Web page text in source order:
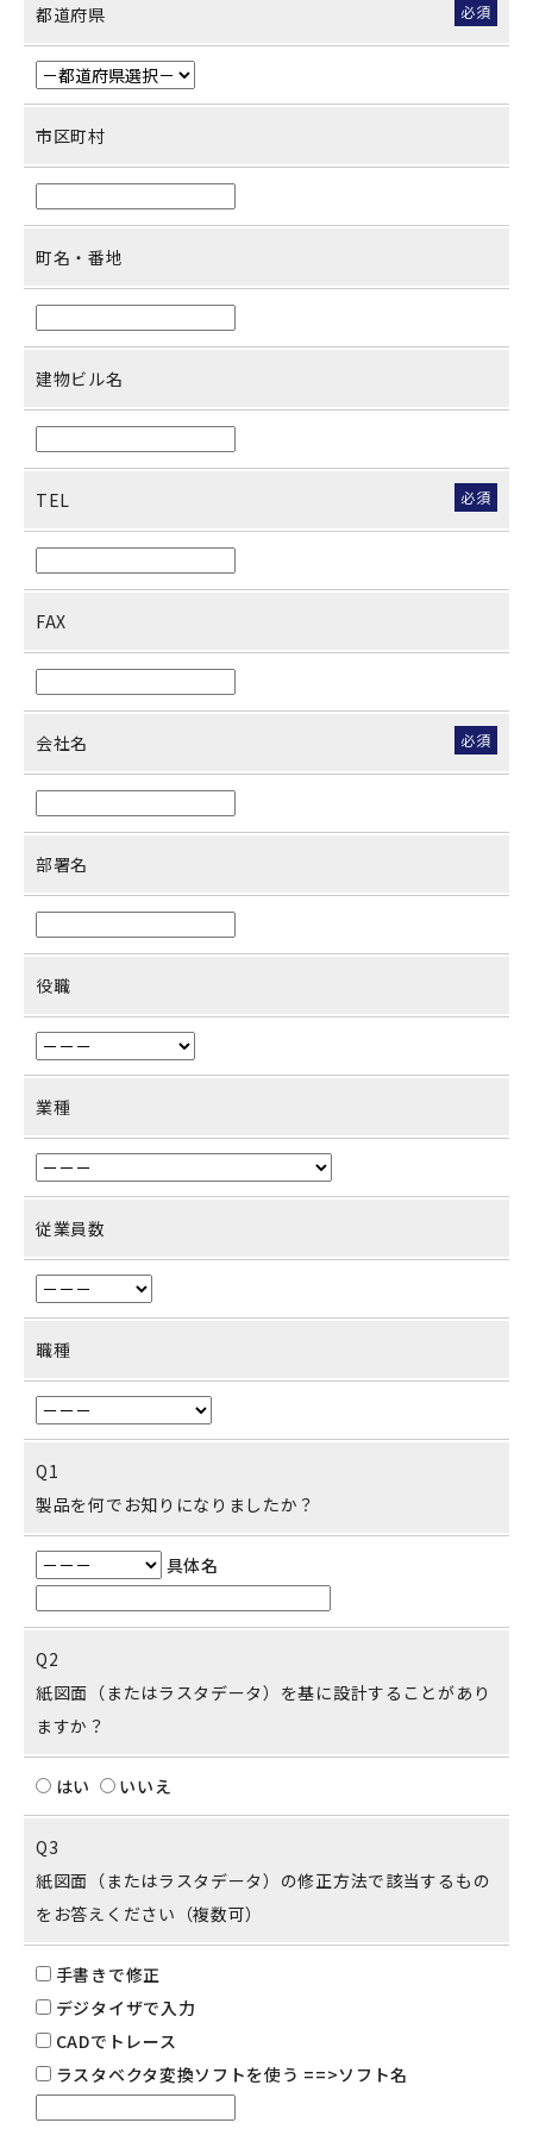
都道府県 必須
市区町村
町名・番地
建物ビル名
TEL 必須
FAX
会社名 必須
部署名
役職
業種
従業員数
職種
Q1
製品を何でお知りになりましたか？
具体名
Q2
紙図面（またはラスタデータ）を基に設計することがあり
ますか？
はい いいえ
Q3
紙図面（またはラスタデータ）の修正方法で該当するもの
をお答えください（複数可）
手書きで修正
デジタイザで入力
CADでトレース
ラスタベクタ変換ソフトを使う ==>ソフト名